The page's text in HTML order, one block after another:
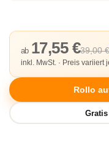
39,00
ab 17,55 €
inkl. MwSt. · Preis variiert
Rollo